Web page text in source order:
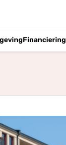
Financiering